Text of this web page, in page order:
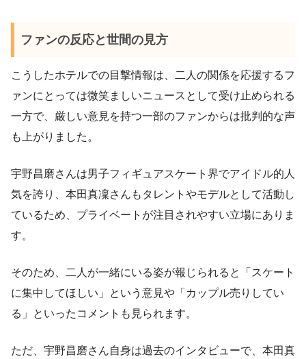
ファンの反応と世間の見方
こうしたホテルでの目撃情報は、二人の関係を応援するフ
ァンにとっては微笑ましいニュースとして受け止められる
一方で、厳しい意見を持つ一部のファンからは批判的な声
も上がりました。
宇野昌磨さんは男子フィギュアスケート界でアイドル的人
気を誇り、本田真凜さんもタレントやモデルとして活動し
ているため、プライベートが注目されやすい立場にありま
す。
そのため、二人が一緒にいる姿が報じられると「スケート
に集中してほしい」という意見や「カップル売りしてい
る」といったコメントも見られます。
ただ、宇野昌磨さん自身は過去のインタビューで、本田真